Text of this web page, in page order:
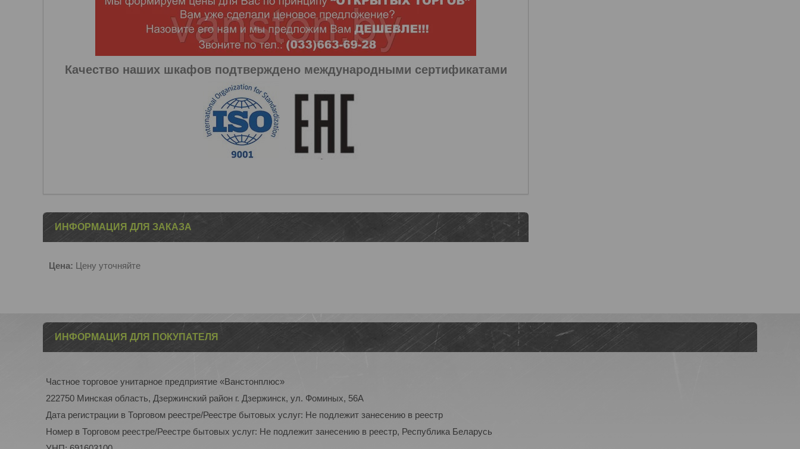
Качество наших шкафов подтверждено международными сертификатами
ИНФОРМАЦИЯ ДЛЯ ЗАКАЗА
Цена: Цену уточняйте
ИНФОРМАЦИЯ ДЛЯ ПОКУПАТЕЛЯ
Частное торговое унитарное предприятие «Ванстонплюс»
222750 Минская область, Дзержинский район г. Дзержинск, ул. Фоминых, 56А
Дата регистрации в Торговом реестре/Реестре бытовых услуг: Не подлежит занесению в реестр
Номер в Торговом реестре/Реестре бытовых услуг: Не подлежит занесению в реестр, Республика Беларусь